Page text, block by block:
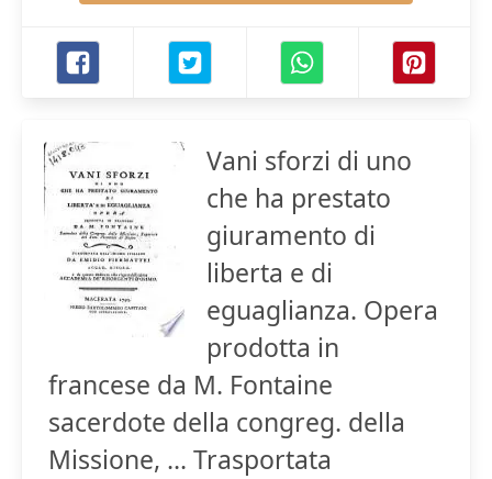
Vani sforzi di uno
che ha prestato
giuramento di
liberta e di
eguaglianza. Opera
prodotta in
francese da M. Fontaine
sacerdote della congreg. della
Missione, ... Trasportata